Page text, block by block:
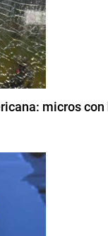
micros